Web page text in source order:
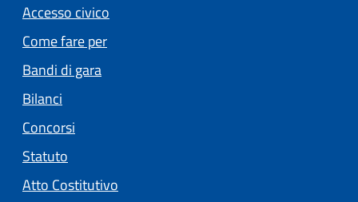
Accesso civico
Come fare per
Bandi di gara
Bilanci
Concorsi
Statuto
Atto Costitutivo